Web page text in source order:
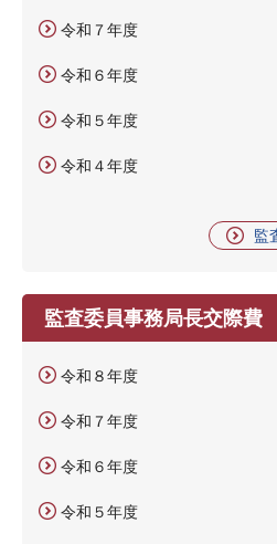
令和７年度
令和６年度
令和５年度
令和４年度
監
監査委員事務局長交際費
令和８年度
令和７年度
令和６年度
令和５年度